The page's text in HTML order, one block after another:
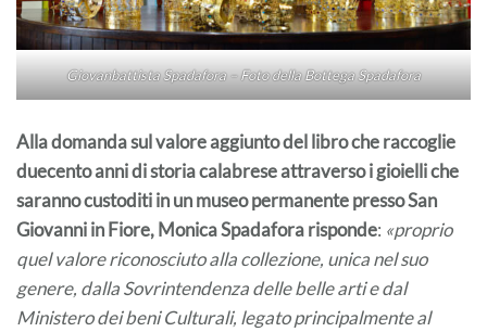
Giovanbattista Spadafora – Foto della Bottega Spadafora
Alla domanda sul valore aggiunto del libro che raccoglie
duecento anni di storia calabrese attraverso i gioielli che
saranno custoditi in un museo permanente presso San
Giovanni in Fiore, Monica Spadafora risponde: «proprio
quel valore riconosciuto alla collezione, unica nel suo
genere, dalla Sovrintendenza delle belle arti e dal
Ministero dei beni Culturali, legato principalmente al